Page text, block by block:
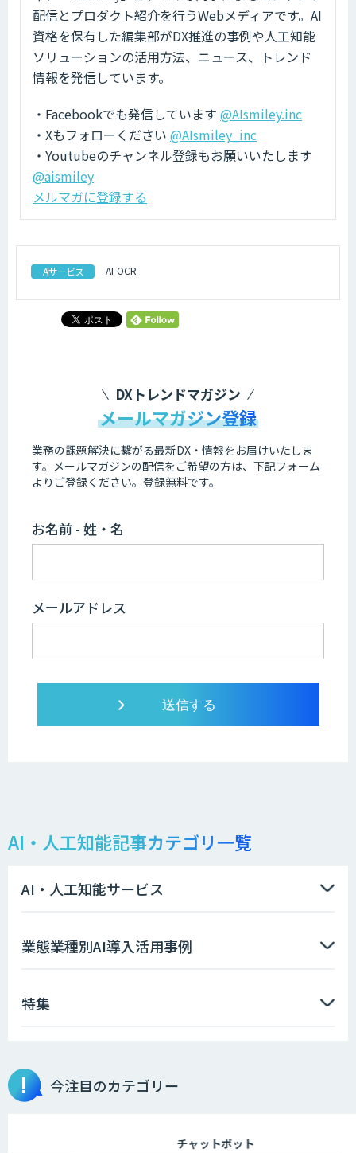
配信とプロダクト紹介を行うWebメディアです。AI
資格を保有した編集部がDX推進の事例や人工知能
ソリューションの活用方法、ニュース、トレンド
情報を発信しています。
・Facebookでも発信しています @AIsmiley.inc
・Xもフォローください @AIsmiley_inc
・Youtubeのチャンネル登録もお願いいたします
@aismiley
メルマガに登録する
AIサービス AI-OCR
DXトレンドマガジン
メールマガジン登録
業務の課題解決に繋がる最新DX・情報をお届けいたしま
す。 メールマガジンの配信をご希望の方は、下記フォーム
よりご登録ください。登録無料です。
お名前 - 姓・名
メールアドレス
AI・人工知能記事カテゴリ一覧
AI・人工知能サービス
業態業種別AI導入活用事例
特集
今注目のカテゴリー
チャットボット